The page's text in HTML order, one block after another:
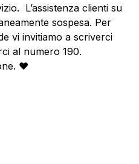
L’assistenza clienti su
sospesa. Per
vi invitiamo a scriverci
al numero 190.
❤️